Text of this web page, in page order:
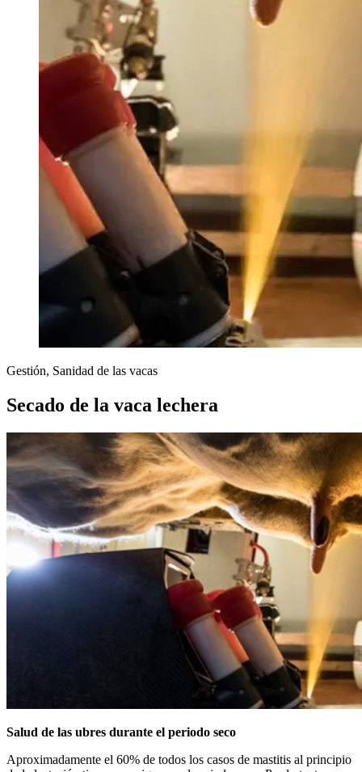
Gestión, Sanidad de las vacas
Secado de la vaca lechera
Salud de las ubres durante el periodo seco
Aproximadamente el 60% de todos los casos de mastitis al principio